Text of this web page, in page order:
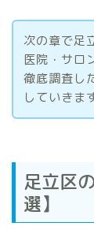
次の章で足
医院・サロ
徹底調査し
していきま
足立区
選】